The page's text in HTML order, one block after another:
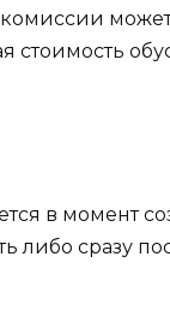
стоимость
в момент
либо сразу